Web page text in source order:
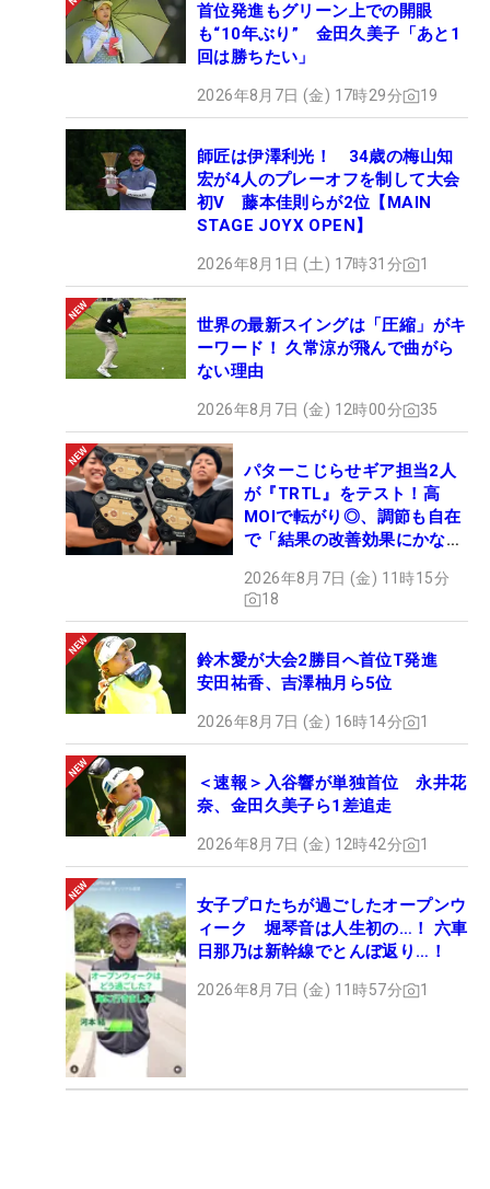
首位発進もグリーン上での開眼
も“10年ぶり” 金田久美子「あと1
回は勝ちたい」
2026年8月7日 (金) 17時29分 19
師匠は伊澤利光！ 34歳の梅山知
宏が4人のプレーオフを制して大会
初V 藤本佳則らが2位【MAIN
STAGE JOYX OPEN】
2026年8月1日 (土) 17時31分 1
世界の最新スイングは「圧縮」がキ
ーワード！ 久常涼が飛んで曲がら
ない理由
2026年8月7日 (金) 12時00分 35
パターこじらせギア担当2人
が『TRTL』をテスト！高
MOIで転がり◎、調節も自在
で「結果の改善効果にかなり
2026年8月7日 (金) 11時15分
18
鈴木愛が大会2勝目へ首位T発進
安田祐香、吉澤柚月ら5位
2026年8月7日 (金) 16時14分 1
＜速報＞入谷響が単独首位 永井花
奈、金田久美子ら1差追走
2026年8月7日 (金) 12時42分 1
女子プロたちが過ごしたオープンウ
ィーク 堀琴音は人生初の…！ 六車
日那乃は新幹線でとんぼ返り…！
2026年8月7日 (金) 11時57分 1